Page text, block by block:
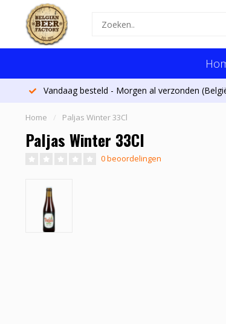
Vandaag besteld - Morgen al verzonden
Home / Paljas Winter 33Cl
Paljas Winter 33Cl
0 beoordelingen